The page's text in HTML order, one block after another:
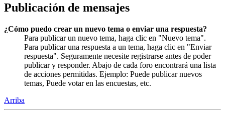
Publicación de mensajes
¿Cómo puedo crear un nuevo tema o enviar una respuesta?
Para publicar un nuevo tema, haga clic en "Nuevo tema".
Para publicar una respuesta a un tema, haga clic en "Enviar
respuesta". Seguramente necesite registrarse antes de poder
publicar y responder. Abajo de cada foro encontrará una lista
de acciones permitidas. Ejemplo: Puede publicar nuevos
temas, Puede votar en las encuestas, etc.
Arriba